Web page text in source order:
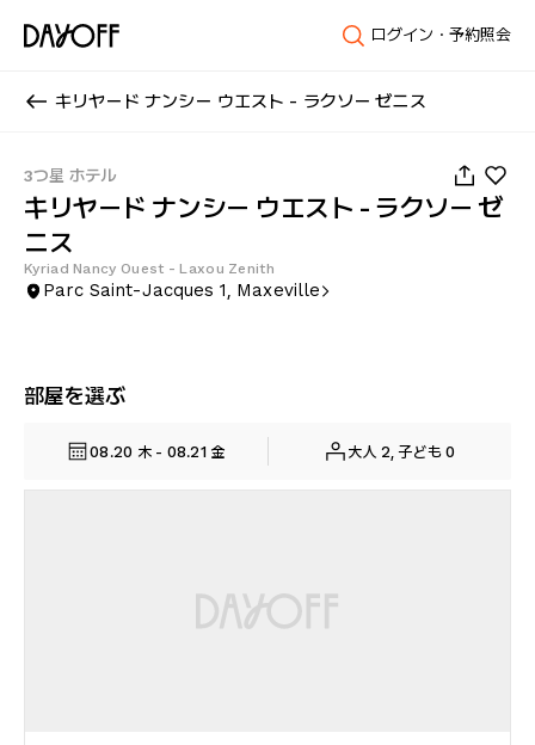
ログイン・予約照会
キリヤード ナンシー ウエスト - ラクソー ゼニス
3つ星 ホテル
キリヤード ナンシー ウエスト - ラクソー ゼ
ニス
Kyriad Nancy Ouest - Laxou Zenith
Parc Saint-Jacques 1, Maxeville
部屋を選ぶ
08.20 木 - 08.21 金 大人 2, 子ども 0